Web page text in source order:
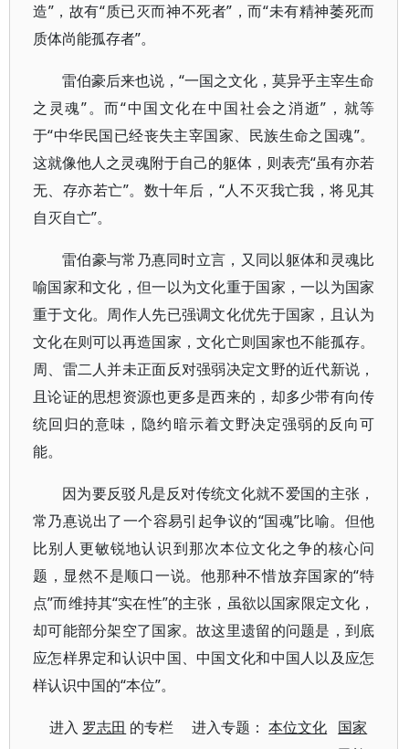
造”，故有“质已灭而神不死者”，而“未有精神萎死而
质体尚能孤存者”。
雷伯豪后来也说，“一国之文化，莫异乎主宰生命
之灵魂”。而“中国文化在中国社会之消逝”，就等
于“中华民国已经丧失主宰国家、民族生命之国魂”。
这就像他人之灵魂附于自己的躯体，则表壳“虽有亦若
无、存亦若亡”。数十年后，“人不灭我亡我，将见其
自灭自亡”。
雷伯豪与常乃惪同时立言，又同以躯体和灵魂比
喻国家和文化，但一以为文化重于国家，一以为国家
重于文化。周作人先已强调文化优先于国家，且认为
文化在则可以再造国家，文化亡则国家也不能孤存。
周、雷二人并未正面反对强弱决定文野的近代新说，
且论证的思想资源也更多是西来的，却多少带有向传
统回归的意味，隐约暗示着文野决定强弱的反向可
能。
因为要反驳凡是反对传统文化就不爱国的主张，
常乃惪说出了一个容易引起争议的“国魂”比喻。但他
比别人更敏锐地认识到那次本位文化之争的核心问
题，显然不是顺口一说。他那种不惜放弃国家的“特
点”而维持其“实在性”的主张，虽欲以国家限定文化，
却可能部分架空了国家。故这里遗留的问题是，到底
应怎样界定和认识中国、中国文化和中国人以及应怎
样认识中国的“本位”。
进入 罗志田 的专栏 进入专题：本位文化 国家